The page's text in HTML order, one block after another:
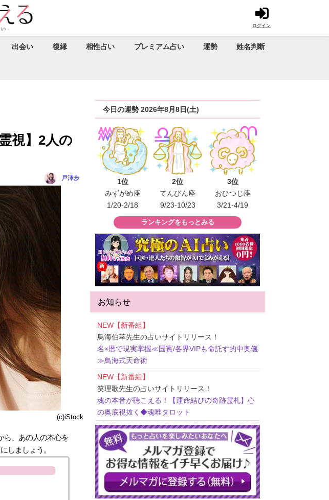
ログイン
出会い 復縁 相性占い プレミアム占い 運勢 姓名判断
視】2人の
戸澤歩
(c)iStock
ら、あの人の本心を
しましょう。
今日の運勢 2026年8月8日(土)
1位
みずがめ座
1/20-2/18
2位
てんびん座
9/23-10/23
3位
おひつじ座
3/21-4/19
ランキングをもっとみる
お知らせ
NEW【新番組】
鳥海伯萃先生の占いサイトリリース！
名×暦で現実掌握≪国賓/各界VIPも命託す的中奥儀
≫鳥海式天命術
NEW【新番組】
笑理歌先生の占いサイトリリース！
魂の本音が聴こえる！【運命結びの奇跡霊札】心
の奥底視抜く◆魂唯タロット